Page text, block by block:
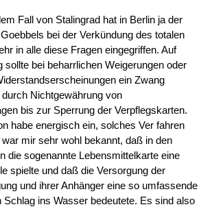
Fall von Stalingrad hat in Berlin ja der
bei der Verkündung des totalen
in alle diese Fragen eingegriffen. Auf
sollte bei beharrlichen Weigerungen oder
ein Zwang
Nichtgewährung von
bis zur Sperrung der Verpflegskarten.
habe energisch ein, solches Ver fahren
mir sehr wohl bekannt, daß in den
die sogenannte Lebensmittelkarte eine
spielte und daß die Versorgung der
und ihrer Anhänger eine so umfassende
Schlag ins Wasser bedeutete. Es sind also